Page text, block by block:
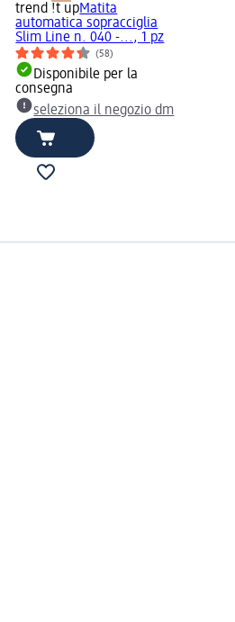
trend !t upMatita
automatica sopracciglia
Slim Line n. 040 -..., 1 pz
(58)
Disponibile per la
consegna
seleziona il negozio dm